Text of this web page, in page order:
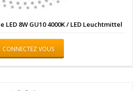
LED 8W GU10 4000K / LED Leuchtmittel
CONNECTEZ VOUS